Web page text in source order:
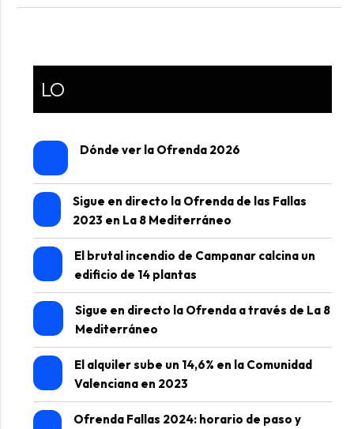
LO
Dónde ver la Ofrenda 2026
Sigue en directo la Ofrenda de las Fallas
2023 en La 8 Mediterráneo
El brutal incendio de Campanar calcina un
edificio de 14 plantas
Sigue en directo la Ofrenda a través de La 8
Mediterráneo
El alquiler sube un 14,6% en la Comunidad
Valenciana en 2023
Ofrenda Fallas 2024: horario de paso y